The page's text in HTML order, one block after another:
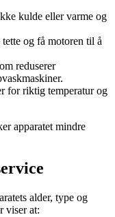
kulde eller varme og
og få motoren til å
reduserer
for riktig temperatur og
apparatet mindre
alder, type og
viser at: